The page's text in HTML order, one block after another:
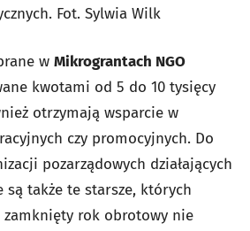
Fot. Sylwia Wilk
w Mikrograntach NGO
kwotami od 5 do 10 tysięcy
otrzymają wsparcie w
czy promocyjnych. Do
pozarządowych działających
są także te starsze, których
rok obrotowy nie